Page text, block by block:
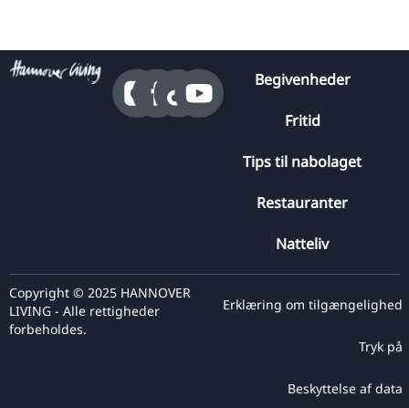
Begivenheder
Fritid
Tips til nabolaget
Restauranter
Natteliv
Copyright © 2025 HANNOVER
LIVING - Alle rettigheder
forbeholdes.
Erklæring om tilgængelighed
Tryk på
Beskyttelse af data